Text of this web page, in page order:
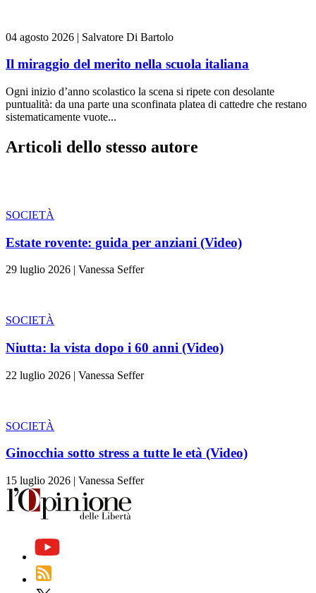
04 agosto 2026 | Salvatore Di Bartolo
Il miraggio del merito nella scuola italiana
Ogni inizio d’anno scolastico la scena si ripete con desolante
puntualità: da una parte una sconfinata platea di cattedre che restano
sistematicamente vuote...
Articoli dello stesso autore
SOCIETÀ
Estate rovente: guida per anziani (Video)
29 luglio 2026 | Vanessa Seffer
SOCIETÀ
Niutta: la vista dopo i 60 anni (Video)
22 luglio 2026 | Vanessa Seffer
SOCIETÀ
Ginocchia sotto stress a tutte le età (Video)
15 luglio 2026 | Vanessa Seffer